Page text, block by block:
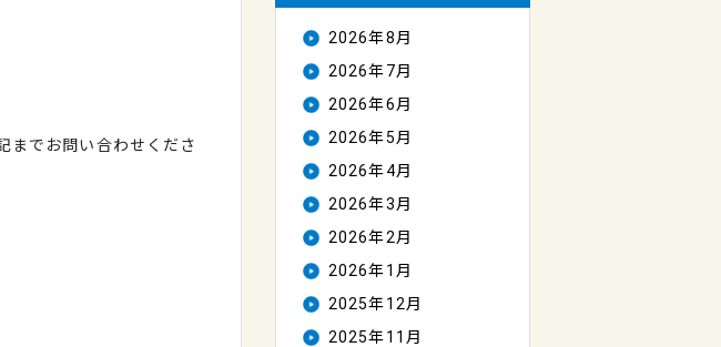
までお問い合わせくださ
2026年8月
2026年7月
2026年6月
2026年5月
2026年4月
2026年3月
2026年2月
2026年1月
2025年12月
2025年11月